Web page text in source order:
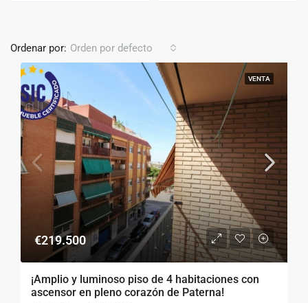
Ordenar por: Orden por defecto
VENTA
€219.500
¡Amplio y luminoso piso de 4 habitaciones con
ascensor en pleno corazón de Paterna!